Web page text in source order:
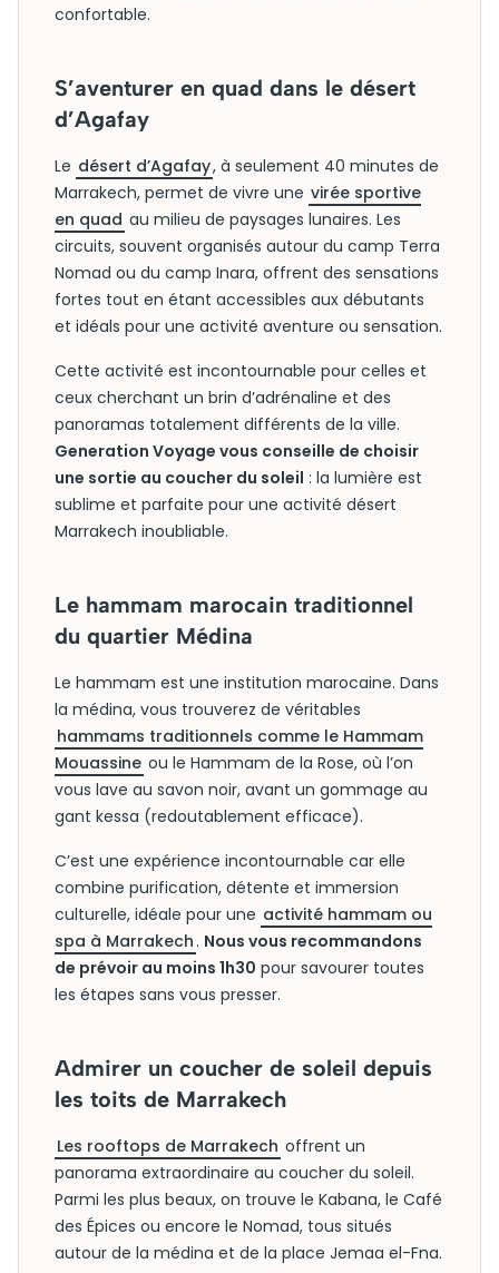
confortable.
S’aventurer en quad dans le désert
d’Agafay
Le désert d’Agafay, à seulement 40 minutes de
Marrakech, permet de vivre une virée sportive
en quad au milieu de paysages lunaires. Les
circuits, souvent organisés autour du camp Terra
Nomad ou du camp Inara, offrent des sensations
fortes tout en étant accessibles aux débutants
et idéals pour une activité aventure ou sensation.
Cette activité est incontournable pour celles et
ceux cherchant un brin d’adrénaline et des
panoramas totalement différents de la ville.
Generation Voyage vous conseille de choisir
une sortie au coucher du soleil : la lumière est
sublime et parfaite pour une activité désert
Marrakech inoubliable.
Le hammam marocain traditionnel
du quartier Médina
Le hammam est une institution marocaine. Dans
la médina, vous trouverez de véritables
hammams traditionnels comme le Hammam
Mouassine ou le Hammam de la Rose, où l’on
vous lave au savon noir, avant un gommage au
gant kessa (redoutablement efficace).
C’est une expérience incontournable car elle
combine purification, détente et immersion
culturelle, idéale pour une activité hammam ou
spa à Marrakech . Nous vous recommandons
de prévoir au moins 1h30 pour savourer toutes
les étapes sans vous presser.
Admirer un coucher de soleil depuis
les toits de Marrakech
Les rooftops de Marrakech offrent un
panorama extraordinaire au coucher du soleil.
Parmi les plus beaux, on trouve le Kabana, le Café
des Épices ou encore le Nomad, tous situés
autour de la médina et de la place Jemaa el-Fna.